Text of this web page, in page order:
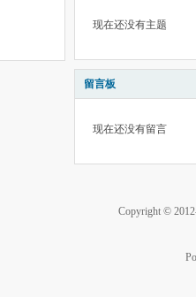
现在还没有主题
留言板
现在还没有留言
Copyright ©